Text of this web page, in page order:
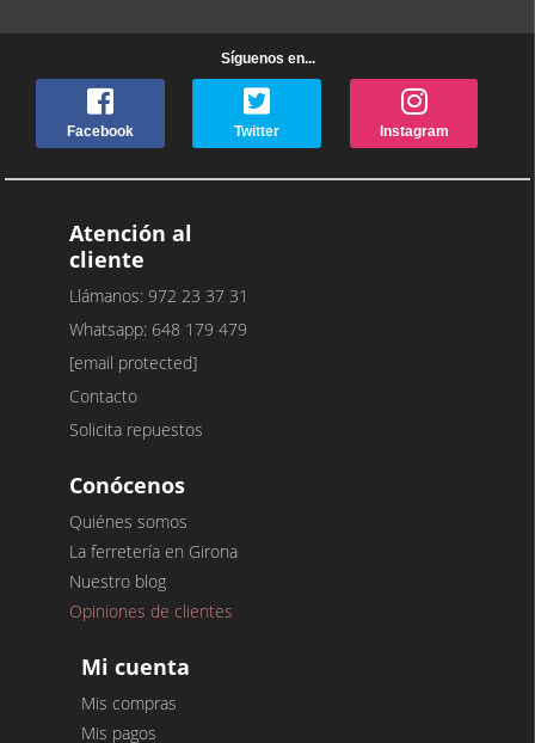
Síguenos en...
Facebook Twitter Instagram
Atención al
cliente
Llámanos: 972 23 37 31
Whatsapp: 648 179 479
[email protected]
Contacto
Solicita repuestos
Conócenos
Quiénes somos
La ferretería en Girona
Nuestro blog
Opiniones de clientes
Mi cuenta
Mis compras
Mis pagos